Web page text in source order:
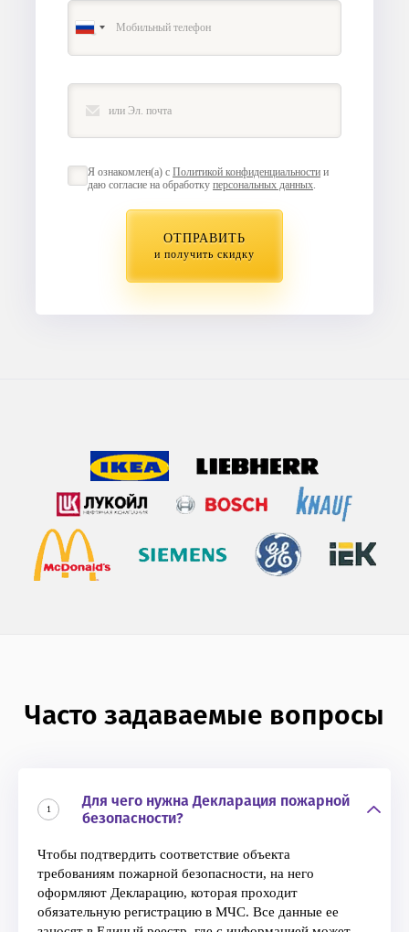
Я ознакомлен(а) с Политикой конфиденциальности и
даю согласие на обработку персональных данных.
ОТПРАВИТЬ
и получить скидку
Часто задаваемые вопросы
1
Для чего нужна Декларация пожарной
безопасности?
Чтобы подтвердить соответствие объекта
требованиям пожарной безопасности, на него
оформляют Декларацию, которая проходит
обязательную регистрацию в МЧС. Все данные ее